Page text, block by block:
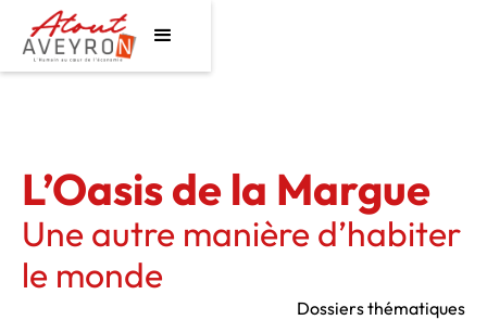
L’Oasis de la Margue
Une autre manière d’habiter
le monde
Dossiers thématiques